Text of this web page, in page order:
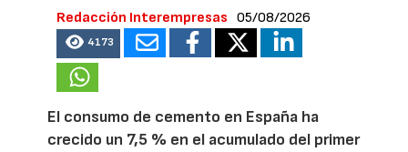
Redacción Interempresas 05/08/2026
4173
El consumo de cemento en España ha
crecido un 7,5 % en el acumulado del primer